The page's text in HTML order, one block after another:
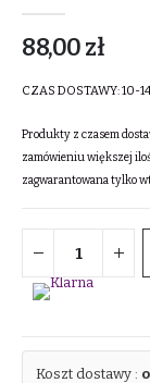
88,00 zł
CZAS DOSTAWY:10-
Produkty z czasem
zamówieniu większej
zagwarantowana tylko
Koszt dostawy :